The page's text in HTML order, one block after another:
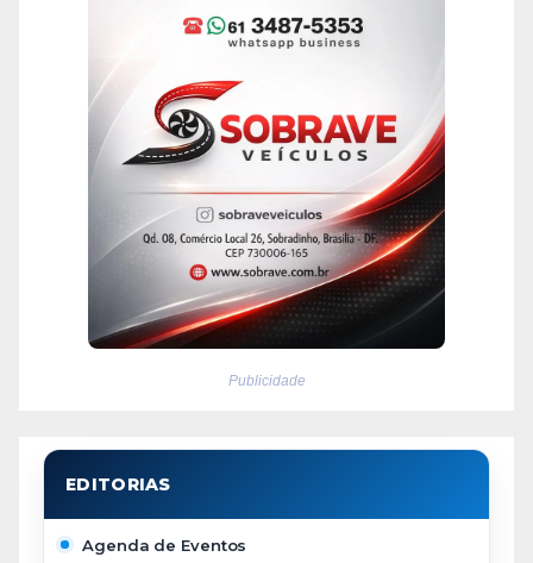
Publicidade
Agenda de Eventos